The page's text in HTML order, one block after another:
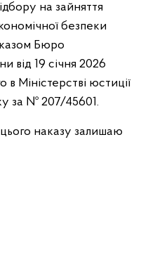
на зайняття
безпеки
Бюро
від 19 січня 2026
Міністерстві юстиції
за № 207/45601.
наказу залишаю